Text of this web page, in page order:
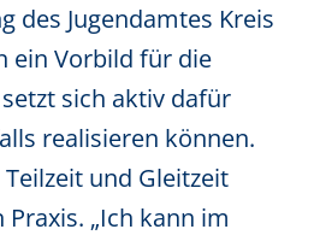
des Jugendamtes Kreis
ein Vorbild für die
sich aktiv dafür
realisieren können.
und Gleitzeit
„Ich kann im